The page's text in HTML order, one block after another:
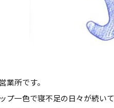
所です。
プ一色で寝不足の日々が続い